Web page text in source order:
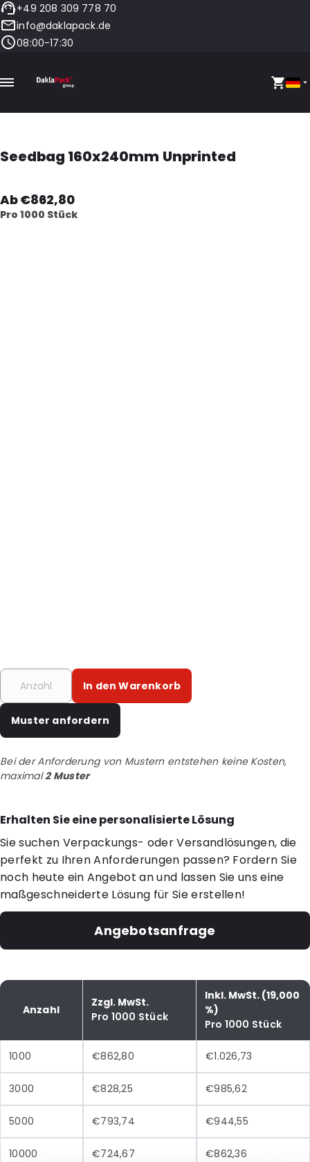
+49 208 309 778 70
info@daklapack.de
08:00-17:30
Seedbag 160x240mm Unprinted
Ab €862,80
Pro 1000 Stück
In den Warenkorb
Muster anfordern
Bei der Anforderung von Mustern entstehen keine Kosten,
maximal2 Muster
Erhalten Sie eine personalisierte Lösung
Sie suchen Verpackungs- oder Versandlösungen, die
perfekt zu Ihren Anforderungen passen? Fordern Sie
noch heute ein Angebot an und lassen Sie uns eine
maßgeschneiderte Lösung für Sie erstellen!
Angebotsanfrage
Anzahl
Zzgl. MwSt.
Pro 1000 Stück
Inkl. MwSt. (19,000
%)
Pro 1000 Stück
1000 €862,80 €1.026,73
3000 €828,25 €985,62
5000 €793,74 €944,55
10000 €724,67 €862,36